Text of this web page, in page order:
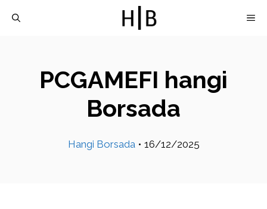
PCGAMEFI hangi
Borsada
Hangi Borsada • 16/12/2025